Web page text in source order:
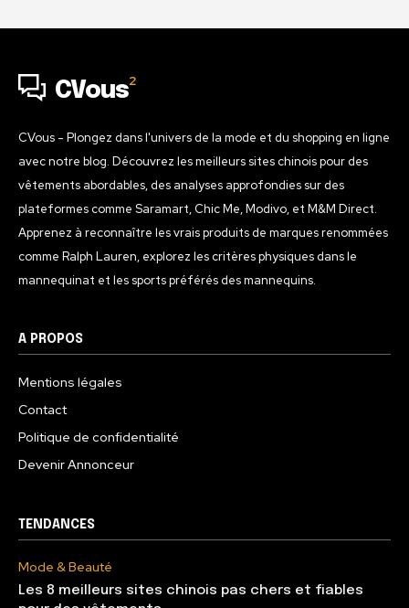
CVous2
CVous - Plongez dans l'univers de la mode et du shopping en ligne
avec notre blog. Découvrez les meilleurs sites chinois pour des
vêtements abordables, des analyses approfondies sur des
plateformes comme Saramart, Chic Me, Modivo, et M&M Direct.
Apprenez à reconnaître les vrais produits de marques renommées
comme Ralph Lauren, explorez les critères physiques dans le
mannequinat et les sports préférés des mannequins.
A PROPOS
Mentions légales
Contact
Politique de confidentialité
Devenir Annonceur
TENDANCES
Mode & Beauté
Les 8 meilleurs sites chinois pas chers et fiables